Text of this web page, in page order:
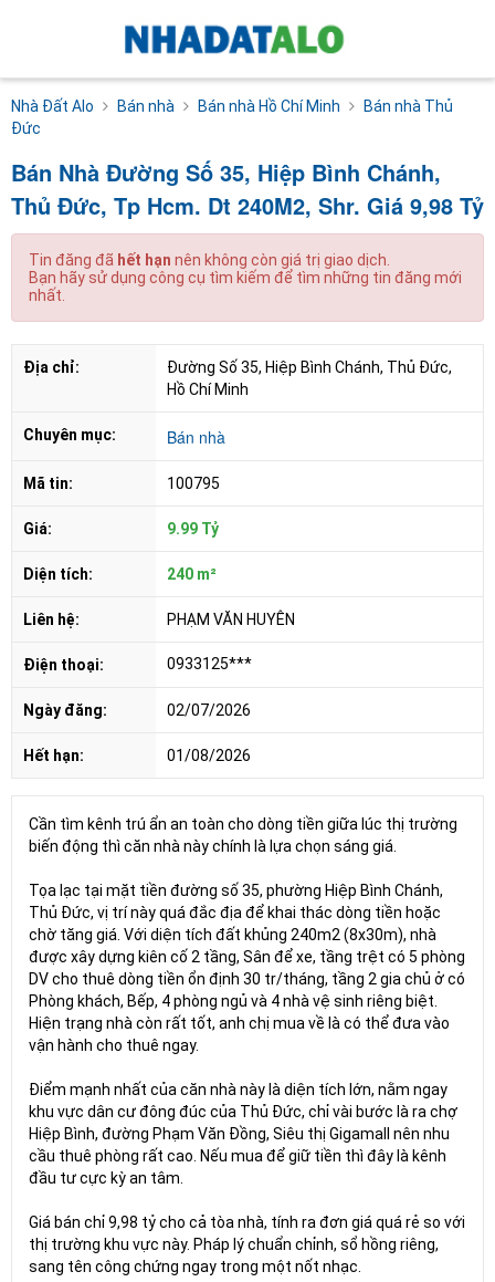
Nhà Đất Alo Bán nhà Bán nhà Hồ Chí Minh
Bán nhà Thủ
Đức
Bán Nhà Đường Số 35, Hiệp Bình Chánh,
Thủ Đức, Tp Hcm. Dt 240M2, Shr. Giá 9,98 Tỷ
Tin đăng đã hết hạn nên không còn giá trị giao dịch.
Bạn hãy sử dụng công cụ tìm kiếm để tìm những tin đăng mới
nhất.
Địa chỉ:
Đường Số 35, Hiệp Bình Chánh, Thủ Đức,
Hồ Chí Minh
Chuyên mục: Bán nhà
Mã tin: 100795
Giá: 9.99 Tỷ
Diện tích: 240 m²
Liên hệ: PHẠM VĂN HUYÊN
Điện thoại: 0933125***
Ngày đăng: 02/07/2026
Hết hạn: 01/08/2026
Cần tìm kênh trú ẩn an toàn cho dòng tiền giữa lúc thị trường
biến động thì căn nhà này chính là lựa chọn sáng giá.
Tọa lạc tại mặt tiền đường số 35, phường Hiệp Bình Chánh,
Thủ Đức, vị trí này quá đắc địa để khai thác dòng tiền hoặc
chờ tăng giá. Với diện tích đất khủng 240m2 (8x30m), nhà
được xây dựng kiên cố 2 tầng, Sân để xe, tầng trệt có 5 phòng
DV cho thuê dòng tiền ổn định 30 tr/tháng, tầng 2 gia chủ ở có
Phòng khách, Bếp, 4 phòng ngủ và 4 nhà vệ sinh riêng biệt.
Hiện trạng nhà còn rất tốt, anh chị mua về là có thể đưa vào
vận hành cho thuê ngay.
Điểm mạnh nhất của căn nhà này là diện tích lớn, nằm ngay
khu vực dân cư đông đúc của Thủ Đức, chỉ vài bước là ra chợ
Hiệp Bình, đường Phạm Văn Đồng, Siêu thị Gigamall nên nhu
cầu thuê phòng rất cao. Nếu mua để giữ tiền thì đây là kênh
đầu tư cực kỳ an tâm.
Giá bán chỉ 9,98 tỷ cho cả tòa nhà, tính ra đơn giá quá rẻ so với
thị trường khu vực này. Pháp lý chuẩn chỉnh, sổ hồng riêng,
sang tên công chứng ngay trong một nốt nhạc.